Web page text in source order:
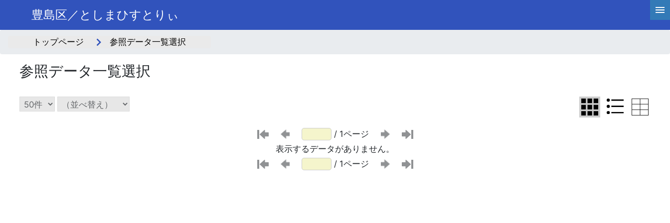
豊島区／としまひすとりぃ
トップページ 参照データ一覧選択
参照データ一覧選択
/ 1ページ
表示するデータがありません。
/ 1ページ